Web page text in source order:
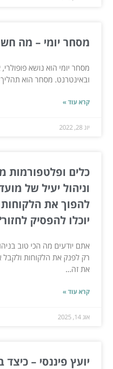
מסחר יומי – מה
מסחר יומי הוא נושא
ובאינטרנט. מסחר הוא
קרא עוד »
יונ 28, 2022
כלים
וניהול יעיל של
להפוך את
יוכלו להפסיק
אתם יודעים מה הכי טוב
רק לפנק את הלקוחות
את זה...
קרא עוד »
אוג 14, 2025
יועץ פיננסי – כיצד